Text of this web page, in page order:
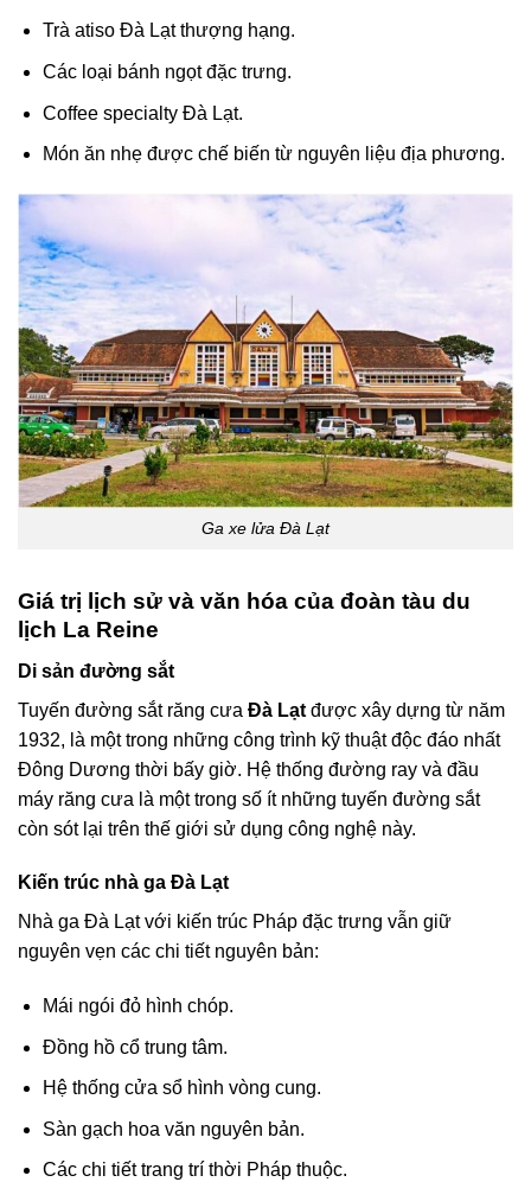
Trà atiso Đà Lạt thượng hạng.
Các loại bánh ngọt đặc trưng.
Coffee specialty Đà Lạt.
Món ăn nhẹ được chế biến từ nguyên liệu địa phương.
Ga xe lửa Đà Lạt
Giá trị lịch sử và văn hóa của đoàn tàu du
lịch La Reine
Di sản đường sắt
Tuyến đường sắt răng cưa Đà Lạt được xây dựng từ năm
1932, là một trong những công trình kỹ thuật độc đáo nhất
Đông Dương thời bấy giờ. Hệ thống đường ray và đầu
máy răng cưa là một trong số ít những tuyến đường sắt
còn sót lại trên thế giới sử dụng công nghệ này.
Kiến trúc nhà ga Đà Lạt
Nhà ga Đà Lạt với kiến trúc Pháp đặc trưng vẫn giữ
nguyên vẹn các chi tiết nguyên bản:
Mái ngói đỏ hình chóp.
Đồng hồ cổ trung tâm.
Hệ thống cửa sổ hình vòng cung.
Sàn gạch hoa văn nguyên bản.
Các chi tiết trang trí thời Pháp thuộc.